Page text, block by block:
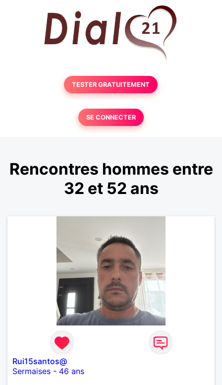
TESTER GRATUITEMENT
SE CONNECTER
Rencontres hommes entre
32 et 52 ans
Rui15santos@
Sermaises - 46 ans